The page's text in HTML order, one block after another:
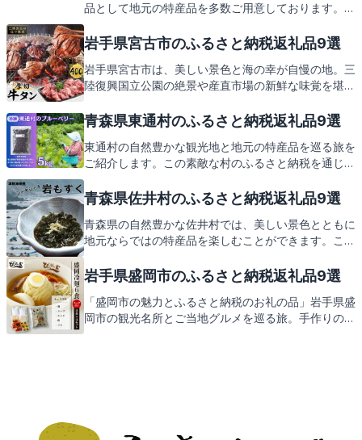
品として地元の特産品を多数ご用意しております。田
産品で旅の余韻に浸ることができます。次は返礼品の
岩手県宮古市のふるさと納税返礼品9選
岩手県宮古市は、美しい景色と海の幸が自慢の地。三
陸復興国立公園の絶景や産直市場の新鮮な味覚を堪能
は、宮古市ならではの特産品が返礼品として届きま
いてください。
青森県東通村のふるさと納税返礼品9選
東通村の自然豊かな観光地と地元の特産品を巡る旅を
ご紹介します。この素敵な村のふるさと納税を通じ
みに。
青森県佐井村のふるさと納税返礼品9選
青森県の自然豊かな佐井村では、美しい景色とともに
地元ならではの特産品を楽しむことができます。この
には佐井村からの心温まる返礼品についてもお伝えし
岩手県盛岡市のふるさと納税返礼品9選
「盛岡市の魅力とふるさと納税のお礼の品」岩手県盛
岡市の観光名所とご当地グルメを巡る旅。手作りの温